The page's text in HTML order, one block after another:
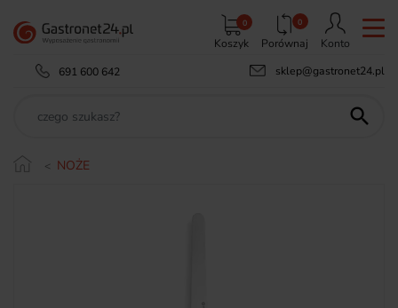
Koszyk
0 0
Porównaj
Konto
691 600 642
sklep@gastronet24.pl

NOŻE